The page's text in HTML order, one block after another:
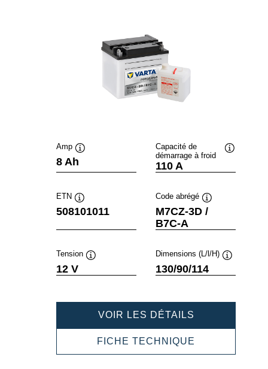
Amp
8 Ah
Capacité de
démarrage à froid
110 A
ETN
Infobulle
508101011
Code abrégé
Infobulle
M7CZ-3D /
B7C-A
Tension
12 V
Dimensions (L/l/H)
130/90/114
VOIR LES DÉTAILS
508101011
FICHE TECHNIQUE